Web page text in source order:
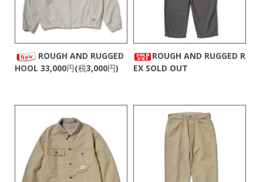
ROUGH AND RUGGED
HOOL 33,000円(税3,000円)
ROUGH AND RUGGED R
EXSOLD OUT